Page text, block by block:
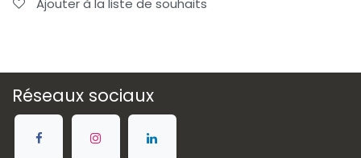
Ajouter à la liste de souhaits
Réseaux sociaux